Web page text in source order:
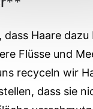
dass Haare
Flüsse und
recyceln wir
dass sie